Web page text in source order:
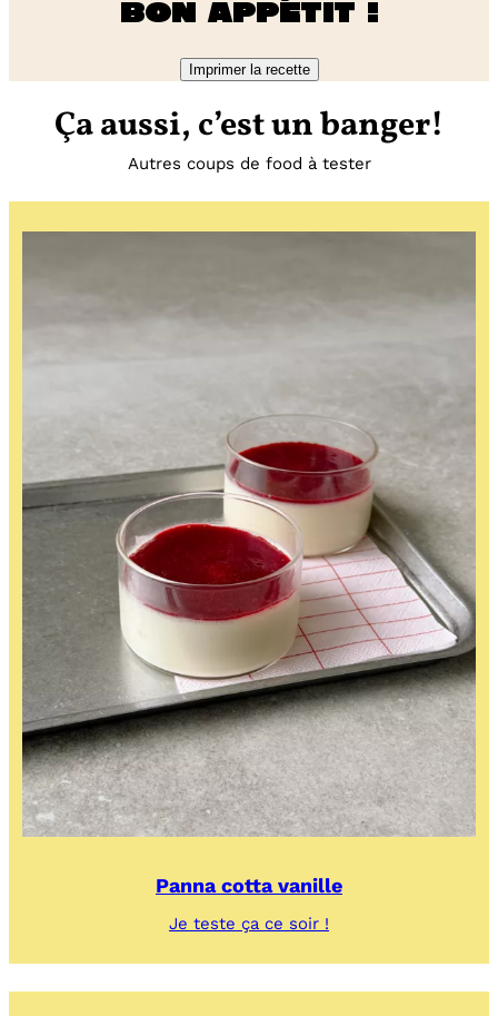
Bon appétit !
Imprimer la recette
Ça aussi, c’est un banger!
Autres coups de food à tester
Panna cotta vanille
Je teste ça ce soir !
cotta